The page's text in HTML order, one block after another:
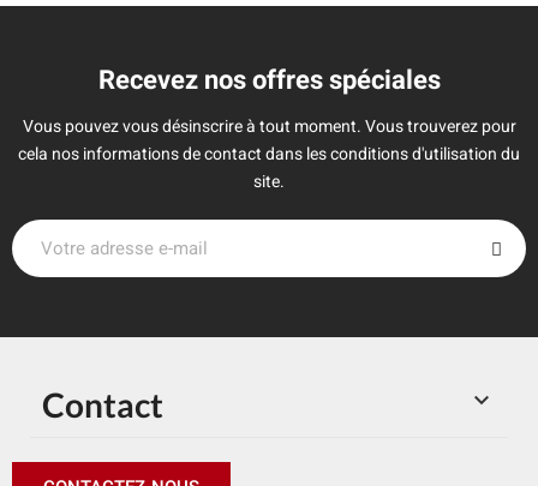
Recevez nos offres spéciales
Vous pouvez vous désinscrire à tout moment. Vous trouverez pour
cela nos informations de contact dans les conditions d'utilisation du
site.

Contact